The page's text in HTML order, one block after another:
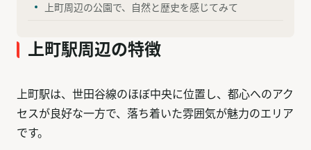
上町周辺の公園で、自然と歴史を感じてみて
上町駅周辺の特徴
上町駅は、世田谷線のほぼ中央に位置し、都心へのアク
セスが良好な一方で、落ち着いた雰囲気が魅力のエリア
です。